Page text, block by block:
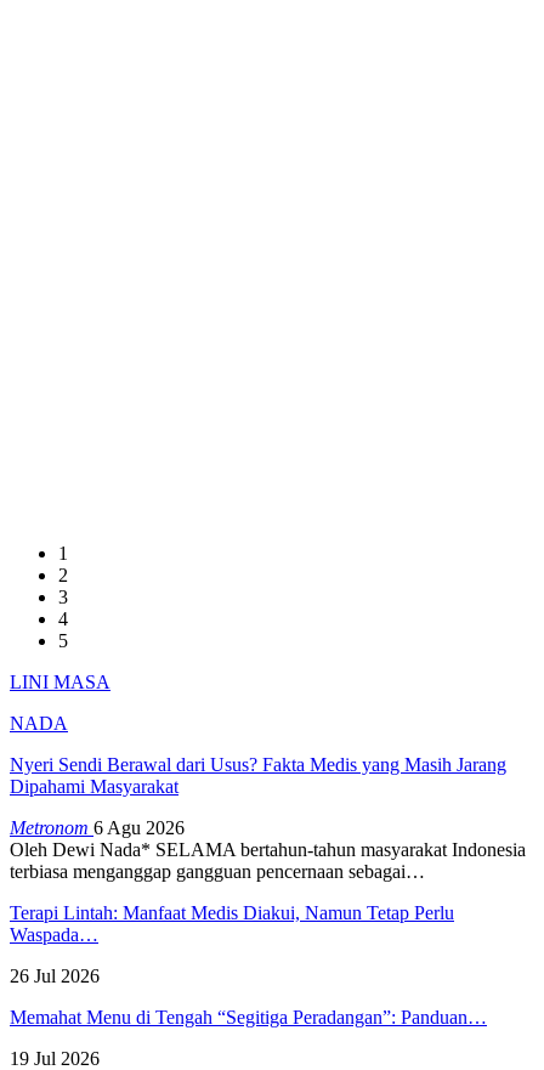
1
2
3
4
5
LINI MASA
NADA
Nyeri Sendi Berawal dari Usus? Fakta Medis yang Masih Jarang
Dipahami Masyarakat
Metronom 6 Agu 2026
Oleh Dewi Nada* SELAMA bertahun-tahun masyarakat Indonesia
terbiasa menganggap gangguan pencernaan sebagai…
Terapi Lintah: Manfaat Medis Diakui, Namun Tetap Perlu
Waspada…
26 Jul 2026
Memahat Menu di Tengah “Segitiga Peradangan”: Panduan…
19 Jul 2026